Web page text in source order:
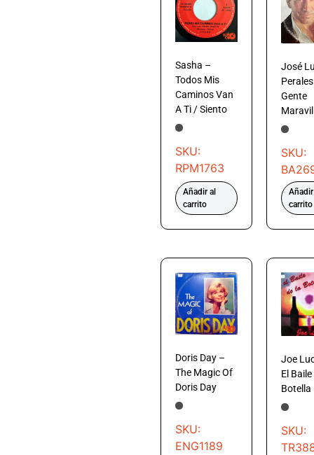
Sasha –
Todos Mis
Caminos Van
A Ti / Siento
SKU:
RPM1763
Añadir al
carrito
José
Gente
SKU:
carrito
Doris Day –
The Magic Of
Doris Day
SKU:
ENG1189
Joe
El
Botella
SKU: